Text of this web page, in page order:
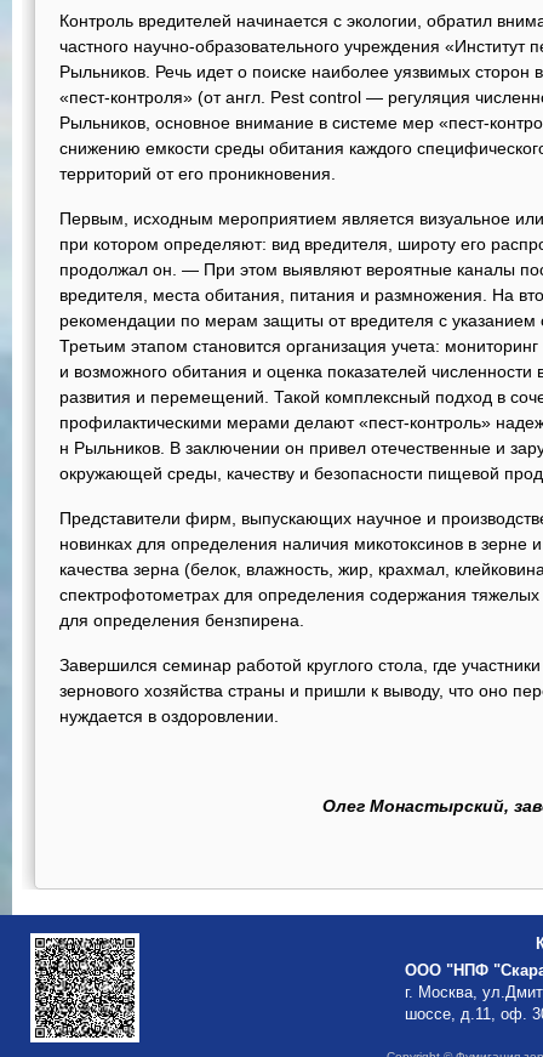
Контроль вредителей начинается с экологии, обратил
частного научно-образовательного учреждения «Институт
Рыльников. Речь идет о поиске наиболее уязвимых сторон
«пест-контроля» (от англ. Pest control — регуляция
Рыльников, основное внимание в системе мер «пест-
снижению емкости среды обитания каждого
территорий от его проникновения.
Первым, исходным мероприятием является визуальное
при котором определяют: вид вредителя, широту его
продолжал он. — При этом выявляют вероятные каналы
вредителя, места обитания, питания и размножения. На
рекомендации по мерам защиты от вредителя с
Третьим этапом становится организация учета:
и возможного обитания и оценка показателей численности
развития и перемещений. Такой комплексный подход в
профилактическими мерами делают «пест-контроль»
н Рыльников. В заключении он привел отечественные и
окружающей среды, качеству и безопасности пищевой
Представители фирм, выпускающих научное и
новинках для определения наличия микотоксинов в зерне
качества зерна (белок, влажность, жир, крахмал,
спектрофотометрах для определения содержания
для определения бензпирена.
Завершился семинар работой круглого стола, где
зернового хозяйства страны и пришли к выводу, что оно
нуждается в оздоровлении.
Олег Монастырский,
ООО "НПФ
г. Москва,
шоссе, д.11, оф.